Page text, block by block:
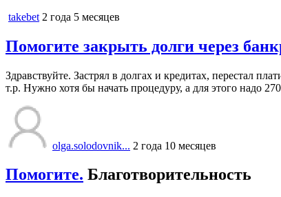
takebet 2 года 5 месяцев
Помогите закрыть долги через
Здравствуйте. Застрял в долгах и кредитах, перестал
т.р. Нужно хотя бы начать процедуру, а для этого надо
olga.solodovnik... 2 года 10 месяцев
Помогите. Благотворительность